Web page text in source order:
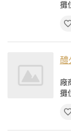
攤
醴
廠
攤